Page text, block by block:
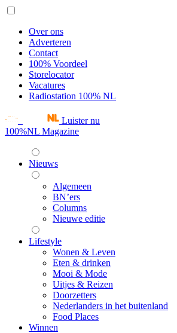
Over ons
Adverteren
Contact
100% Voordeel
Storelocator
Vacatures
Radiostation 100% NL
Luister nu
100%NL Magazine
Nieuws
Algemeen
BN’ers
Columns
Nieuwe editie
Lifestyle
Wonen & Leven
Eten & drinken
Mooi & Mode
Uitjes & Reizen
Doorzetters
Nederlanders in het buitenland
Food Places
Winnen